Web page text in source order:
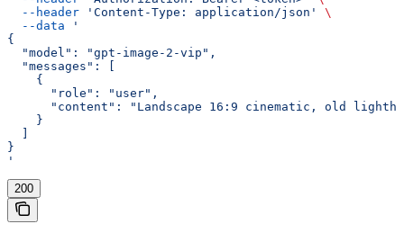
  --header
'Content-Type: application/json'
\
  --data
'
{
  "model": "gpt-image-2-vip",
  "messages": [
    {
      "role": "user",
"content": "Landscape 16:9 cinematic, old
    }
}
'
200